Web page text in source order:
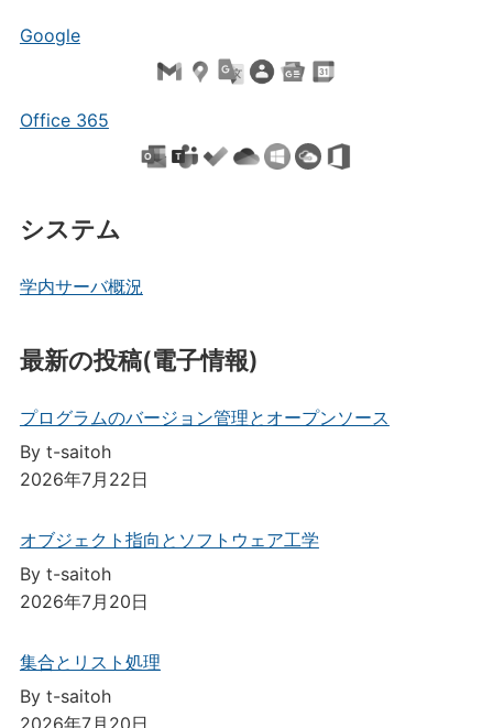
Google
Office 365
システム
学内サーバ概況
最新の投稿(電子情報)
プログラムのバージョン管理とオープンソース
By t-saitoh
2026年7月22日
オブジェクト指向とソフトウェア工学
By t-saitoh
2026年7月20日
集合とリスト処理
By t-saitoh
2026年7月20日